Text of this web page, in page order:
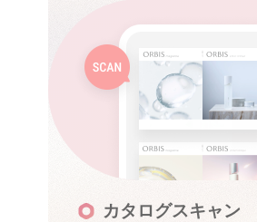
カタログスキャン